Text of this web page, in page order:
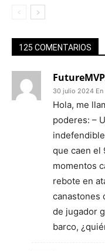
125 COMENTARIOS
30 julio 2024 En
Hola, me
poderes: –
que caen el
momentos
rebote en
canastones
de jugador
barco,